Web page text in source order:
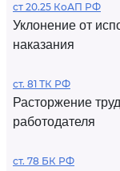
ст 20.25 КоАП РФ
Уклонение от
наказания
ст. 81 ТК РФ
Расторжение
работодателя
ст. 78 БК РФ